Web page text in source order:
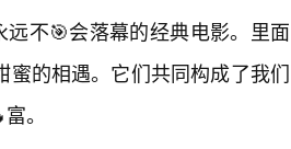
远不🎯会落幕的经典电影。里面
的相遇。它们共同构成了我们
。